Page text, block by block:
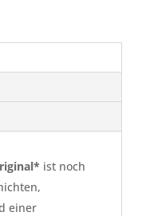
ist noch
einer